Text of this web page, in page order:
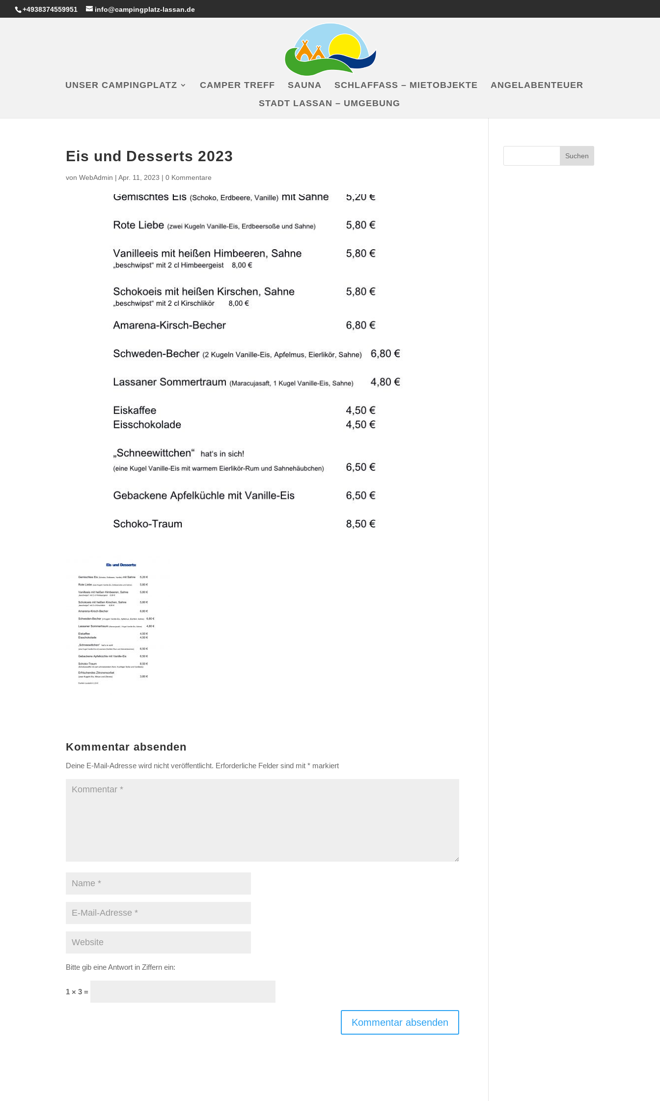
+4938374559951 info@campingplatz-lassan.de
UNSER CAMPINGPLATZ CAMPER TREFF SAUNA SCHLAFFASS – MIETOBJEKTE
ANGELABENTEUER
STADT LASSAN – UMGEBUNG
Eis und Desserts 2023
vonWebAdmin |Apr. 11, 2023 |0 Kommentare
Kommentar absenden
Deine E-Mail-Adresse wird nicht veröffentlicht. Erforderliche Felder sind mit* markiert
Bitte gib eine Antwort in Ziffern ein:
1 × 3 =